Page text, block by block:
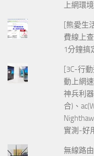
上網環
[熊愛生
費線上
1分鐘搞
[3C-行
動上網
神兵利
合)、
實測-好
無線路